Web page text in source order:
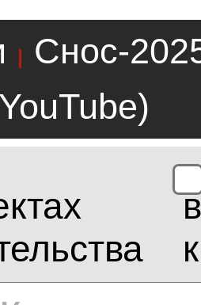
|
Снос-
в